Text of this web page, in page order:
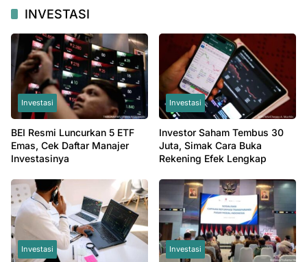
INVESTASI
Investasi
BEI Resmi Luncurkan 5 ETF
Emas, Cek Daftar Manajer
Investasinya
Investasi
Investor Saham Tembus 30
Juta, Simak Cara Buka
Rekening Efek Lengkap
Investasi Investasi